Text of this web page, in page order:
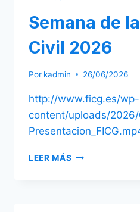
Semana de
Civil 2026
Por kadmin 26/06/2026
http://www.ficg.es/wp-
content/uploads/
LEER MÁS SEMANA